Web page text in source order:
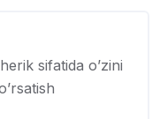
sifatida o’zini